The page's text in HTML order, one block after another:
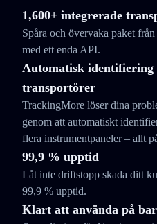
1,600+ integrerade
Spåra och övervaka paket
med ett enda API.
Automatisk
transportörer
TrackingMore löser dina
genom att automatiskt
flera instrumentpaneler – allt
99,9 % upptid
Låt inte driftstopp skada ditt
99,9 % upptid.
Klart att använda på